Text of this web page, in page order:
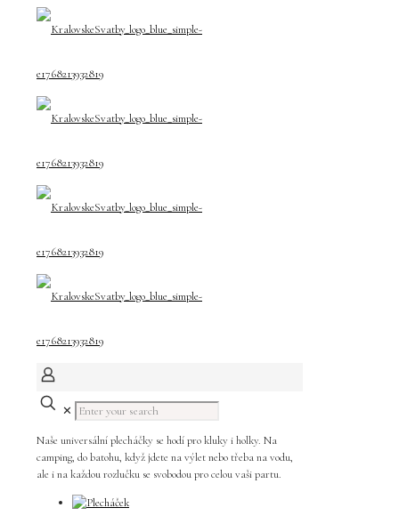
✕
Naše universální plecháčky se hodí pro kluky i holky. Na
camping, do batohu, když jdete na výlet nebo třeba na vodu,
ale i na každou rozlučku se svobodou pro celou vaši partu.